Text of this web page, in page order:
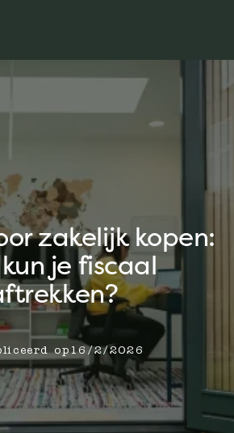
zakelijk kopen:
je fiscaal
op16/2/2026